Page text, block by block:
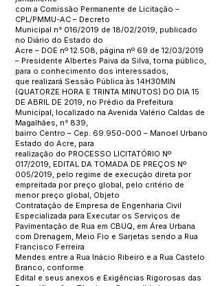
com a Comissão Permanente de Licitação –
CPL/PMMU-AC – Decreto
Municipal n° 016/2019 de 18/02/2019, publicado
no Diário do Estado do
Acre – DOE nº 12.508, página nº 69 de 12/03/2019
– Presidente Albertes Paiva da Silva, torna público,
para o conhecimento dos interessados,
que realizará Sessão Pública às 14H30MIN
(QUATORZE HORA E TRINTA MINUTOS) DO DIA 15
DE ABRIL DE 2019, no Prédio da Prefeitura
Municipal, localizado na Avenida Valério Caldas de
Magalhães, n° 839,
bairro Centro – Cep. 69.950-000 – Manoel Urbano
Estado do Acre, para
realização do PROCESSO LICITATÓRIO Nº
017/2019, EDITAL DA TOMADA DE PREÇOS Nº
005/2019, pelo regime de execução direta por
empreitada por preço global, pelo critério de
menor preço global, Objeto
Contratação de Empresa de Engenharia Civil
Especializada para Executar os Serviços de
Pavimentação de Rua em CBUQ, em Área Urbana
com Drenagem, Meio Fio e Sarjetas sendo a Rua
Francisco Ferreira
Mendes entre a Rua Inácio Ribeiro e a Rua Castelo
Branco, conforme
Edital e seus anexos e Exigências Rigorosas das